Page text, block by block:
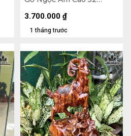
8kg
1 tháng trước
3.700.000 ₫